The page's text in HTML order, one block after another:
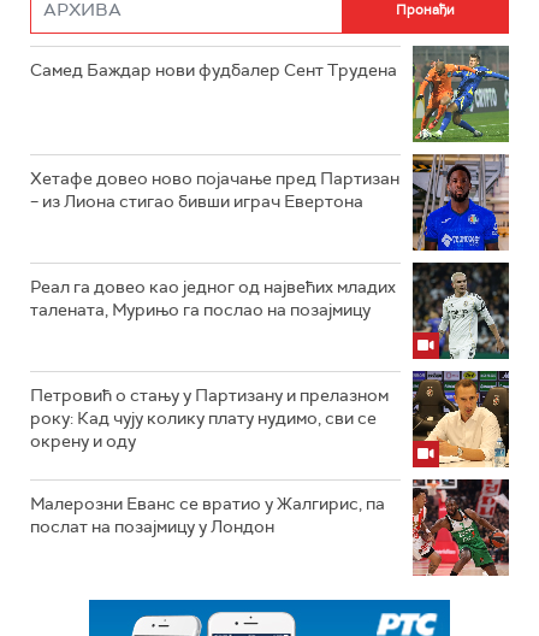
Самед Баждар нови фудбалер Сент Трудена
Хетафе довео ново појачање пред Партизан
– из Лиона стигао бивши играч Евертона
Реал га довео као једног од највећих младих
талената, Мурињо га послао на позајмицу
Петровић о стању у Партизану и прелазном
року: Кад чују колику плату нудимо, сви се
окрену и оду
Малерозни Еванс се вратио у Жалгирис, па
послат на позајмицу у Лондон